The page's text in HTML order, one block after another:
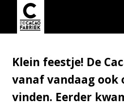
Klein feestje! De
vanaf vandaag ook
vinden. Eerder